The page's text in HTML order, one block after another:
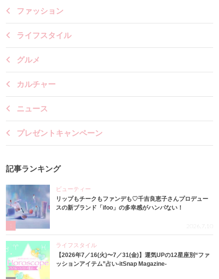
ファッション
ライフスタイル
グルメ
カルチャー
ニュース
プレゼントキャンペーン
記事ランキング
ビューティー
リップもチークもファンデも♡千吉良恵子さんプロデュー
スの新ブランド「ifoo」の多幸感がハンパない！
2026.7.10
ライフスタイル
【2026年7／16(火)〜7／31(金)】運気UPの12星座別“ファ
ッションアイテム”占い-itSnap Magazine-